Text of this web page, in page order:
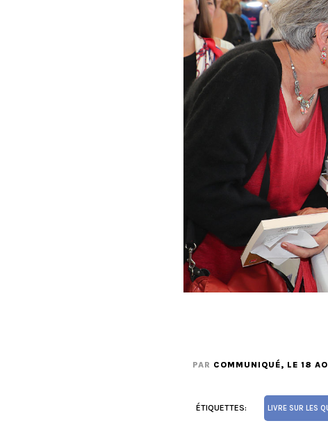
PAR COMMUNIQUÉ, LE 18
ÉTIQUETTES: LIVRE SUR LES